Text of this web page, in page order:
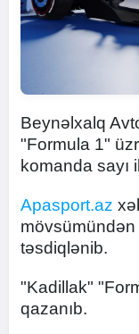
Beynəlxalq
"Formula 1"
komanda sayı
Apasport.az
mövsümündən
təsdiqlənib.
"Kadillak"
qazanıb.